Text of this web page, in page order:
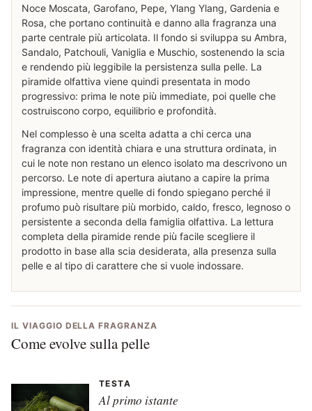
Noce Moscata, Garofano, Pepe, Ylang Ylang, Gardenia e
Rosa, che portano continuità e danno alla fragranza una
parte centrale più articolata. Il fondo si sviluppa su Ambra,
Sandalo, Patchouli, Vaniglia e Muschio, sostenendo la scia
e rendendo più leggibile la persistenza sulla pelle. La
piramide olfattiva viene quindi presentata in modo
progressivo: prima le note più immediate, poi quelle che
costruiscono corpo, equilibrio e profondità.
Nel complesso è una scelta adatta a chi cerca una
fragranza con identità chiara e una struttura ordinata, in
cui le note non restano un elenco isolato ma descrivono un
percorso. Le note di apertura aiutano a capire la prima
impressione, mentre quelle di fondo spiegano perché il
profumo può risultare più morbido, caldo, fresco, legnoso o
persistente a seconda della famiglia olfattiva. La lettura
completa della piramide rende più facile scegliere il
prodotto in base alla scia desiderata, alla presenza sulla
pelle e al tipo di carattere che si vuole indossare.
IL VIAGGIO DELLA FRAGRANZA
Come evolve sulla pelle
TESTA
Al primo istante